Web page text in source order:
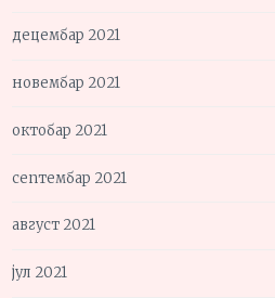
децембар 2021
новембар 2021
октобар 2021
септембар 2021
август 2021
јул 2021